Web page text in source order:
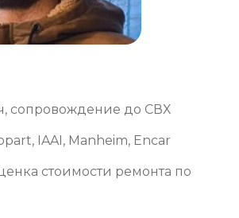
сопровождение до СВХ
IAAI, Manheim, Encar
стоимости ремонта по